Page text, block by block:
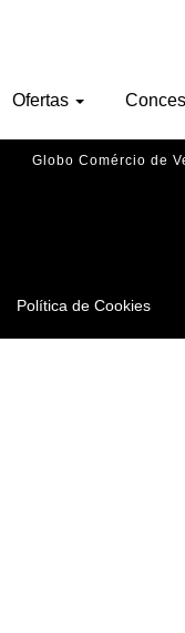
Ofertas
Globo Comércio de
Política de Cookies